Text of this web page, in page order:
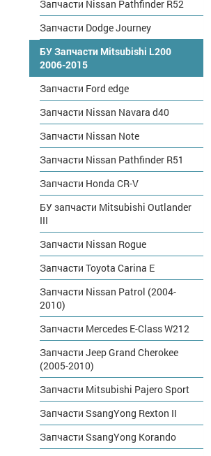
Запчасти Nissan Pathfinder R52
Запчасти Dodge Journey
БУ Запчасти Mitsubishi L200
2006-2015
Запчасти Ford edge
Запчасти Nissan Navara d40
Запчасти Nissan Note
Запчасти Nissan Pathfinder R51
Запчасти Honda CR-V
БУ запчасти Mitsubishi Outlander
III
Запчасти Nissan Rogue
Запчасти Toyota Carina E
Запчасти Nissan Patrol (2004-
2010)
Запчасти Mercedes E-Class W212
Запчасти Jeep Grand Cherokee
(2005-2010)
Запчасти Mitsubishi Pajero Sport
Запчасти SsangYong Rexton II
Запчасти SsangYong Korando